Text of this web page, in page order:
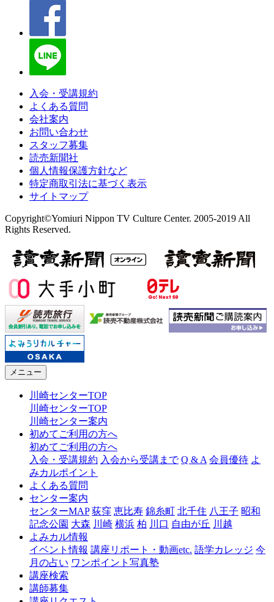
入会・受講規約
よくある質問
会社案内
お問い合わせ
スタッフ募集
読売新聞社
個人情報保護方針など
特定商取引法に基づく表示
サイトマップ
Copyright©Yomiuri Nippon TV Culture Center. 2005-2019 All
Rights Reserved.
メニュー
川崎センターTOP
川崎センターTOP
川崎センター案内
初めてご利用の方へ
初めてご利用の方へ
入会・受講規約 入会から受講まで Q & A 会員優待 よ
みカルポイント
よくある質問
センター案内
センターMAP 荻窪 恵比寿 錦糸町 北千住 八王子 昭和
記念公園 大森 川崎 横浜 柏 川口 自由が丘 川越
よみカル情報
イベント情報 講座リポート・動画etc. 語学カレッジ 今
月の占い ワンポイント写真塾
講座検索
講師募集